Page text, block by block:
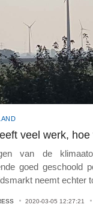
veel werk,
van de
goed geschoold
neemt echter
2020-03-05 12:27:21